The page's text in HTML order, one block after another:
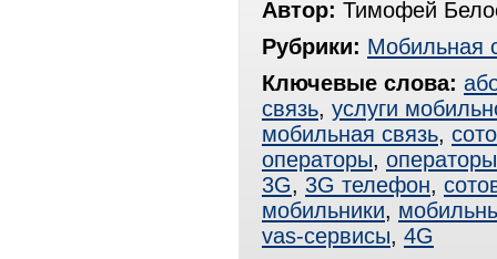
Автор: Тимофей
Рубрики: Мобильная
Ключевые слова:
связь, услуги
мобильная связь,
операторы,
3G, 3G телефон,
мобильники,
vas-сервисы, 4G